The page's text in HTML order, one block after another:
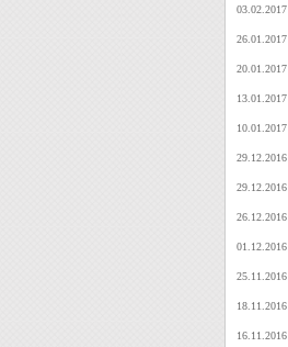
03.02.2017
26.01.2017
20.01.2017
13.01.2017
10.01.2017
29.12.2016
29.12.2016
26.12.2016
01.12.2016
25.11.2016
18.11.2016
16.11.2016